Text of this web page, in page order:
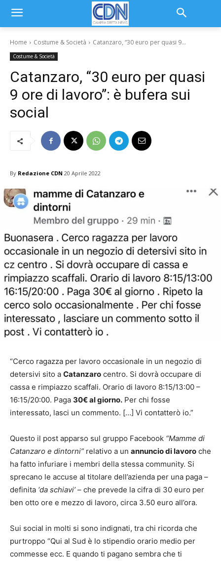
Home Costume & Società Catanzaro, “30 euro per quasi 9...
Costume & Società
Catanzaro, “30 euro per quasi
9 ore di lavoro”: è bufera sui
social
By Redazione CDN 20 Aprile 2022
“Cerco ragazza per lavoro occasionale in un negozio di
detersivi sito a Catanzaro centro. Si dovrà occupare di
cassa e rimpiazzo scaffali. Orario di lavoro 8:15/13:00 –
16:15/20:00. Paga 30€ al giorno. Per chi fosse
interessato, lasci un commento. […] Vi contatterò io.”
Questo il post apparso sul gruppo Facebook “Mamme di
Catanzaro e dintorni” relativo a un annuncio di lavoro che
ha fatto infuriare i membri della stessa community. Si
sprecano le accuse al titolare dell’azienda per una paga –
definita ‘da schiavi’– che prevede la cifra di 30 euro per
ben otto ore e mezzo di lavoro, circa 3.50 euro all’ora.
Sui social in molti si sono indignati, tra chi ricorda che
purtroppo “Qui al Sud è lo stipendio orario medio per
commesse ecc. E quando ti pagano sembra che ti